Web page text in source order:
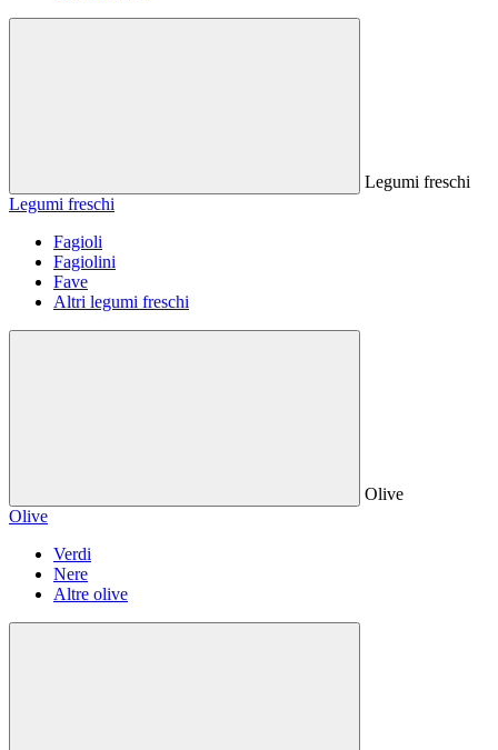
Legumi freschi
Legumi freschi
Fagioli
Fagiolini
Fave
Altri legumi freschi
Olive
Olive
Verdi
Nere
Altre olive